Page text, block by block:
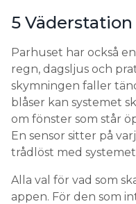
5
Parhuset har också
regn, dagsljus och
skymningen faller
blåser kan systemet
om fönster som står
En sensor sitter på
trådlöst med
Alla val för vad som
appen. För den som